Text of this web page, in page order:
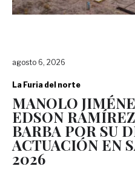
agosto 6, 2026
La Furia del norte
MANOLO
EDSON
BARBA POR SU
ACTUACIÓN EN
2026